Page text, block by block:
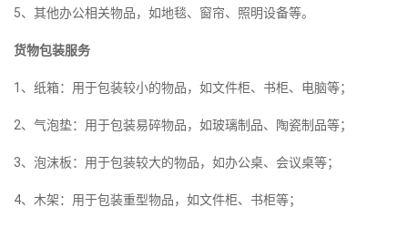
5、其他办公相关物品，如地毯、窗帘、照明设备等。
货物包装服务
1、纸箱：用于包装较小的物品，如文件柜、书柜、电脑等；
2、气泡垫：用于包装易碎物品，如玻璃制品、陶瓷制品等；
3、泡沫板：用于包装较大的物品，如办公桌、会议桌等；
4、木架：用于包装重型物品，如文件柜、书柜等；